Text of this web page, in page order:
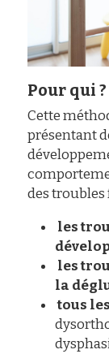
Pour qui ?
Cette
présentant
des
les
les
la
tous